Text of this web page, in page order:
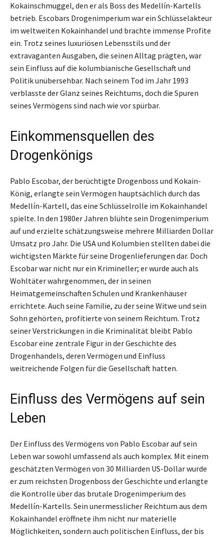
Kokainschmuggel, den er als Boss des Medellín-Kartells
betrieb. Escobars Drogenimperium war ein Schlüsselakteur
im weltweiten Kokainhandel und brachte immense Profite
ein. Trotz seines luxuriösen Lebensstils und der
extravaganten Ausgaben, die seinen Alltag prägten, war
sein Einfluss auf die kolumbianische Gesellschaft und
Politik unübersehbar. Nach seinem Tod im Jahr 1993
verblasste der Glanz seines Reichtums, doch die Spuren
seines Vermögens sind nach wie vor spürbar.
Einkommensquellen des
Drogenkönigs
Pablo Escobar, der berüchtigte Drogenboss und Kokain-
König, erlangte sein Vermögen hauptsächlich durch das
Medellín-Kartell, das eine Schlüsselrolle im Kokainhandel
spielte. In den 1980er Jahren blühte sein Drogenimperium
auf und erzielte schätzungsweise mehrere Milliarden Dollar
Umsatz pro Jahr. Die USA und Kolumbien stellten dabei die
wichtigsten Märkte für seine Drogenlieferungen dar. Doch
Escobar war nicht nur ein Krimineller; er wurde auch als
Wohltäter wahrgenommen, der in seinen
Heimatgemeinschaften Schulen und Krankenhäuser
errichtete. Auch seine Familie, zu der seine Witwe und sein
Sohn gehörten, profitierte von seinem Reichtum. Trotz
seiner Verstrickungen in die Kriminalität bleibt Pablo
Escobar eine zentrale Figur in der Geschichte des
Drogenhandels, deren Vermögen und Einfluss
weitreichende Folgen für die Gesellschaft hatten.
Einfluss des Vermögens auf sein
Leben
Der Einfluss des Vermögens von Pablo Escobar auf sein
Leben war sowohl umfassend als auch komplex. Mit einem
geschätzten Vermögen von 30 Milliarden US-Dollar wurde
er zum reichsten Drogenboss der Geschichte und erlangte
die Kontrolle über das brutale Drogenimperium des
Medellín-Kartells. Sein unermesslicher Reichtum aus dem
Kokainhandel eröffnete ihm nicht nur materielle
Möglichkeiten, sondern auch politischen Einfluss, der bis